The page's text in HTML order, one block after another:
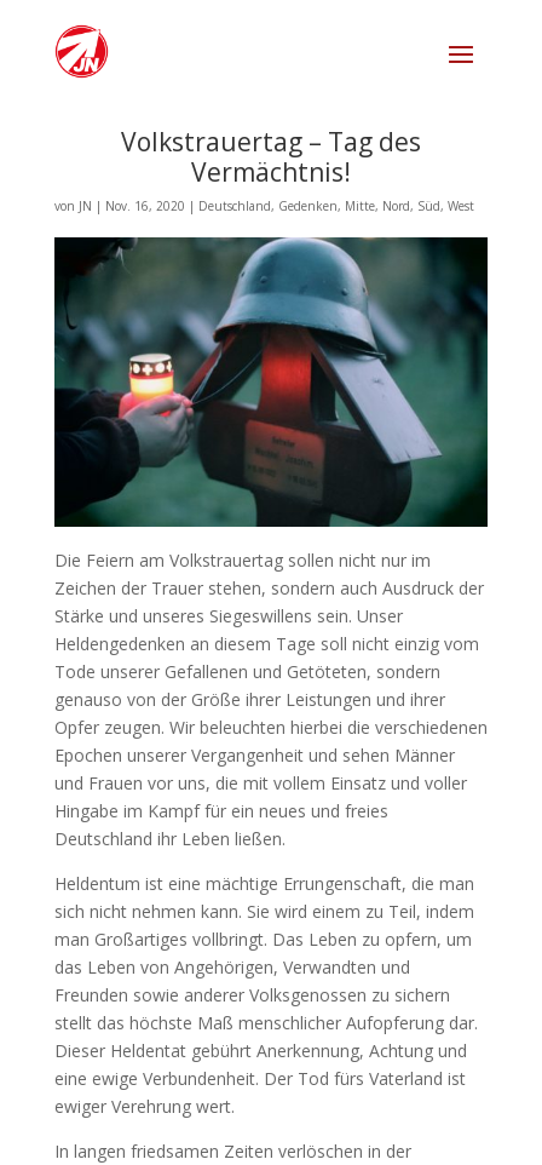
Volkstrauertag – Tag des
Vermächtnis!
von JN | Nov. 16, 2020 | Deutschland, Gedenken, Mitte, Nord, Süd, West
Die Feiern am Volkstrauertag sollen nicht nur im
Zeichen der Trauer stehen, sondern auch Ausdruck der
Stärke und unseres Siegeswillens sein. Unser
Heldengedenken an diesem Tage soll nicht einzig vom
Tode unserer Gefallenen und Getöteten, sondern
genauso von der Größe ihrer Leistungen und ihrer
Opfer zeugen. Wir beleuchten hierbei die verschiedenen
Epochen unserer Vergangenheit und sehen Männer
und Frauen vor uns, die mit vollem Einsatz und voller
Hingabe im Kampf für ein neues und freies
Deutschland ihr Leben ließen.
Heldentum ist eine mächtige Errungenschaft, die man
sich nicht nehmen kann. Sie wird einem zu Teil, indem
man Großartiges vollbringt. Das Leben zu opfern, um
das Leben von Angehörigen, Verwandten und
Freunden sowie anderer Volksgenossen zu sichern
stellt das höchste Maß menschlicher Aufopferung dar.
Dieser Heldentat gebührt Anerkennung, Achtung und
eine ewige Verbundenheit. Der Tod fürs Vaterland ist
ewiger Verehrung wert.
In langen friedsamen Zeiten verlöschen in der